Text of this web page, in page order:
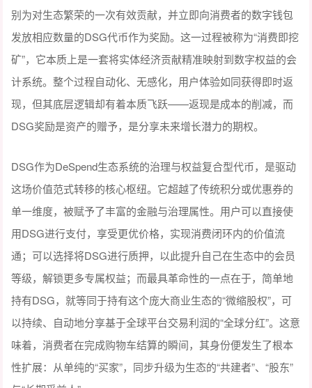
别为对生态繁荣的一次有效贡献，并立即向消费者的数字钱包
发放相应数量的DSG代币作为奖励。这一过程被称为“消费即挖
矿”，它本质上是一套将实体经济贡献精准映射到数字权益的会
计系统。整个过程自动化、无感化，用户体验如同获得即时返
现，但其底层逻辑却有着本质飞跃——返现是成本的削减，而
DSG奖励是资产的赠予，是分享未来增长潜力的期权。
DSG作为DeSpend生态系统的治理与权益复合型代币，是驱动
这场价值范式转移的核心枢纽。它超越了传统积分或优惠券的
单一维度，被赋予了丰富的金融与治理属性。用户可以直接使
用DSG进行支付，享受更优价格，实现消费闭环内的价值流
通；可以选择将DSG进行质押，以此提升自己在生态中的会员
等级，解锁更多专属权益；而最具革命性的一点在于，简单地
持有DSG，就等同于持有这个庞大商业生态的“微缩股权”，可
以持续、自动地分享基于全球平台交易利润的“全球分红”。这意
味着，消费者在完成购物车结算的瞬间，其身份便发生了根本
性扩展：从单纯的“买家”，同步升级为生态的“共建者”、“股东”